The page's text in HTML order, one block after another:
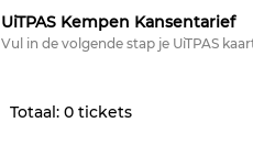
UiTPAS Kempen Kansentarief
Vul in de volgende stap je UiTPAS
Totaal: 0 tickets